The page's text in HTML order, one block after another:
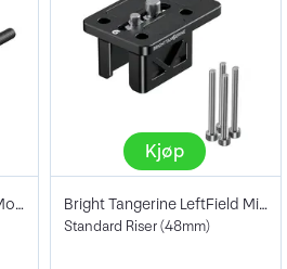
SmallRig 6761 Arca-Type Mount Plate
Kjøp
Bright Tangerine LeftField Mini
Standard Riser (48mm)